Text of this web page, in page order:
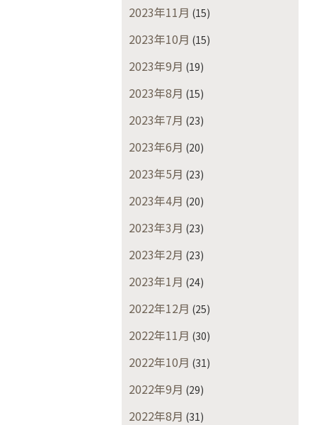
2023年11月 (15)
2023年10月 (15)
2023年9月 (19)
2023年8月 (15)
2023年7月 (23)
2023年6月 (20)
2023年5月 (23)
2023年4月 (20)
2023年3月 (23)
2023年2月 (23)
2023年1月 (24)
2022年12月 (25)
2022年11月 (30)
2022年10月 (31)
2022年9月 (29)
2022年8月 (31)